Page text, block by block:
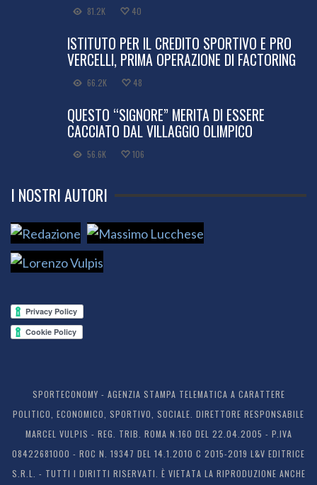
81.2K 40
ISTITUTO PER IL CREDITO SPORTIVO E PRO
VERCELLI, PRIMA OPERAZIONE DI FACTORING
66.2K 48
QUESTO “SIGNORE” MERITA DI ESSERE
CACCIATO DAL VILLAGGIO OLIMPICO
56.6K 106
I NOSTRI AUTORI
SPORTECONOMY - AGENZIA STAMPA TELEMATICA A CARATTERE
POLITICO, ECONOMICO, SPORTIVO, SOCIALE. DIRETTORE RESPONSABILE
MARCEL VULPIS - REG. TRIB. ROMA N.160 DEL 22.04.2005 - P.IVA
08422681000 - ROC N. 19347 DEL 14.1.2010 C 2015-2019 L&V EDITRICE
S.R.L. - TUTTI I DIRITTI RISERVATI. È VIETATA LA RIPRODUZIONE ANCHE